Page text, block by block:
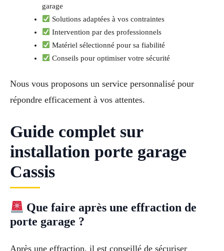
garage
Solutions adaptées à vos contraintes
Intervention par des professionnels
Matériel sélectionné pour sa fiabilité
Conseils pour optimiser votre sécurité
Nous vous proposons un service personnalisé pour
répondre efficacement à vos attentes.
Guide complet sur
installation porte garage
Cassis
Que faire après une effraction de
porte garage ?
Après une effraction, il est conseillé de sécuriser